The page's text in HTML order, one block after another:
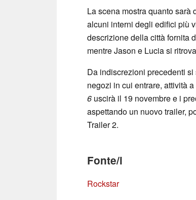
La scena mostra quanto sarà
alcuni interni degli edifici più
descrizione della città fornita
mentre Jason e Lucia si
Da indiscrezioni precedenti
negozi in cui entrare, attività
6 uscirà il 19 novembre e i
aspettando un nuovo trailer,
Trailer 2.
Fonte/i
Rockstar